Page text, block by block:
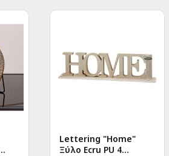
Lettering "Home"
Ξύλο Ecru PU 4